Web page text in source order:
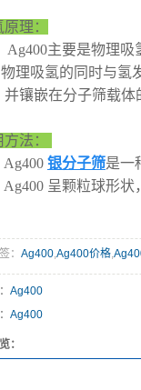
理：
主要是物理吸氢
吸氢的同时与氢发
并镶嵌在分子筛载体
方法：
银分子筛是一
呈颗粒球形状，
： Ag400,Ag400价格,
Ag400
Ag400
：